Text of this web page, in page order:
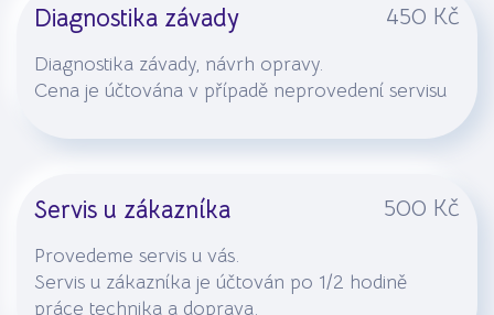
Diagnostika závady 450 Kč
Diagnostika závady, návrh opravy.
Cena je účtována v případě neprovedení servisu
Servis u zákazníka 500 Kč
Provedeme servis u vás.
Servis u zákazníka je účtován po 1/2 hodině
práce technika a doprava.